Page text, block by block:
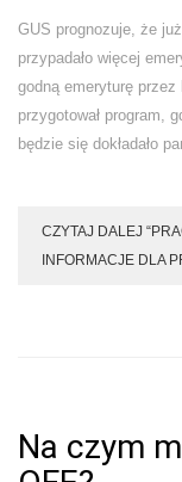
GUS prognozuje, że
przypadało więcej
godną emeryturę
przygotował program,
będzie się dokładało
CZYTAJ DALEJ
INFORMACJE DLA
Na czym